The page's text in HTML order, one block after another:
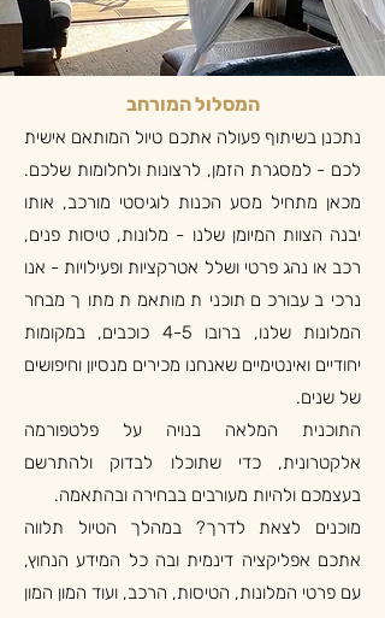
המסלול המורחב
נתכנן בשיתוף פעולה אתכם טיול המותאם אישית
לכם - למסגרת הזמן, לרצונות ולחלומות שלכם.
מכאן מתחיל מסע הכנות לוגיסטי מורכב, אותו
יבנה הצוות המיומן שלנו - מלונות, טיסות פנים,
רכב או נהג פרטי ושלל אטרקציות ופעילויות - אנו
נרכיב עבורכם תוכנית מותאמת מתוך מבחר
המלונות שלנו, ברובו 4-5 כוכבים, במקומות
יחודיים ואינטימיים שאנחנו מכירים מנסיון וחיפושים
של שנים.
התוכנית המלאה בנויה על פלטפורמה
אלקטרונית, כדי שתוכלו לבדוק ולהתרשם
בעצמכם ולהיות מעורבים בבחירה ובהתאמה.
מוכנים לצאת לדרך? במהלך הטיול תלווה
אתכם אפליקציה דינמית ובה כל המידע הנחוץ,
עם פרטי המלונות, הטיסות, הרכב, ועוד המון המון